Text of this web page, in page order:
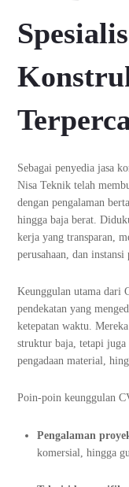
Sebagai penyedia jasa
Nisa Teknik telah
dengan pengalaman
hingga baja berat.
kerja yang transparan,
perusahaan, dan instansi
Keunggulan utama dari
pendekatan yang
ketepatan waktu.
struktur baja, tetapi juga
pengadaan material,
Poin-poin keunggulan
Pengalaman
komersial, hingga